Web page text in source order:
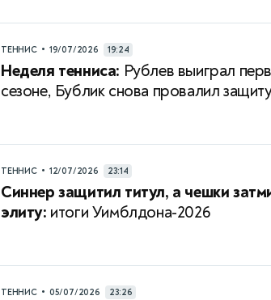
ТЕННИС • 19/07/2026 19:24
Неделя тенниса: Рублев выиграл
сезоне, Бублик снова провалил
ТЕННИС • 12/07/2026 23:14
Синнер защитил титул, а чешки
элиту: итоги Уимблдона-2026
ТЕННИС • 05/07/2026 23:26